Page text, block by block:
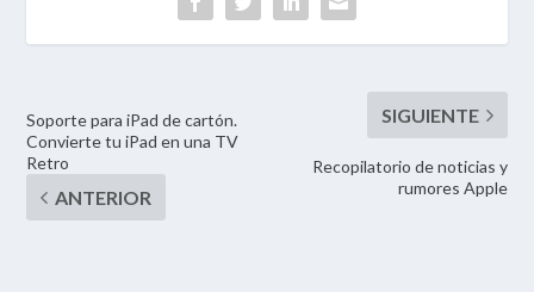
Soporte para iPad de cartón.
Convierte tu iPad en una TV
Retro
Recopilatorio de noticias y
rumores Apple